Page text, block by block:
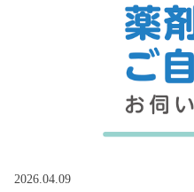
2026.04.09